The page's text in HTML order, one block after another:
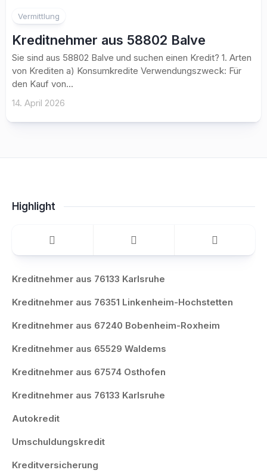
Vermittlung
Kreditnehmer aus 58802 Balve
Sie sind aus 58802 Balve und suchen einen Kredit? 1. Arten
von Krediten a) Konsumkredite Verwendungszweck: Für
den Kauf von...
14. April 2026
Highlight
Kreditnehmer aus 76133 Karlsruhe
Kreditnehmer aus 76351 Linkenheim-Hochstetten
Kreditnehmer aus 67240 Bobenheim-Roxheim
Kreditnehmer aus 65529 Waldems
Kreditnehmer aus 67574 Osthofen
Kreditnehmer aus 76133 Karlsruhe
Autokredit
Umschuldungskredit
Kreditversicherung